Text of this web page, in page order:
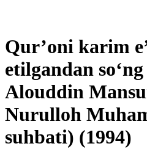
Qur’oni karim
etilgandan
Alouddin
Nurulloh
suhbati) (1994)